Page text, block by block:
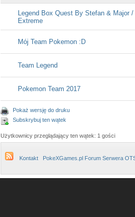
Legend Box Quest By Stefan & Major
Extreme
Mój Team Pokemon :D
Team Legend
Pokemon Team 2017
Pokaż wersję do druku
Subskrybuj ten wątek
Użytkownicy przeglądający ten wątek: 1 gości
Kontakt PokeXGames.pl Forum Serwera